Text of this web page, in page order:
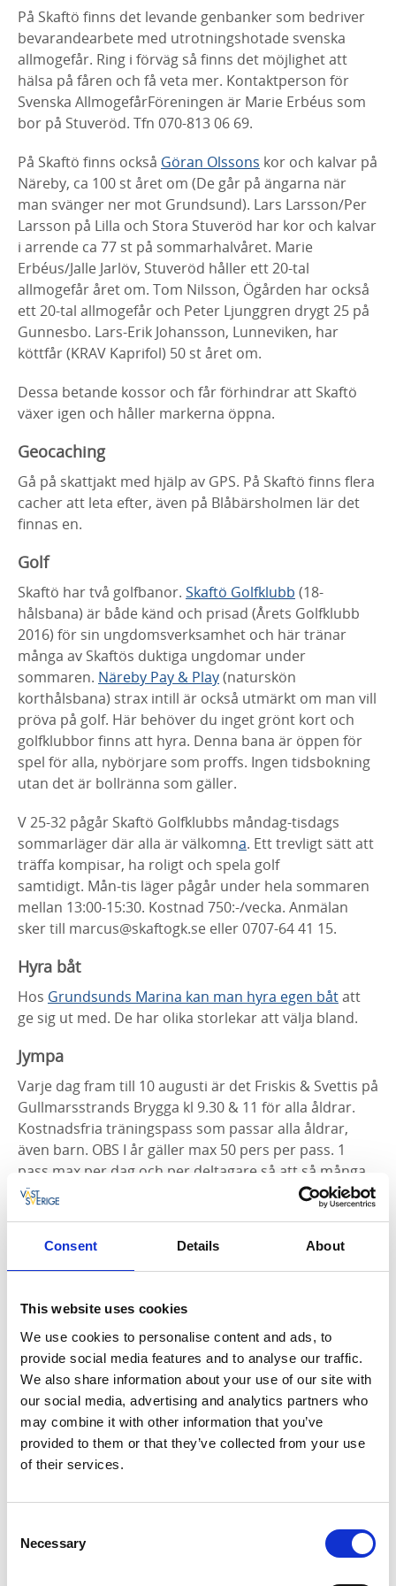
Consent Details About
This website uses cookies
We use cookies to personalise content and ads, to
provide social media features and to analyse our traffic.
We also share information about your use of our site with
our social media, advertising and analytics partners who
may combine it with other information that you’ve
provided to them or that they’ve collected from your use
of their services.
Selection
Necessary
På Skaftö finns det levande genbanker som bedriver
bevarandearbete med utrotningshotade svenska
allmogefår. Ring i förväg så finns det möjlighet att
hälsa på fåren och få veta mer. Kontaktperson för
Svenska AllmogefårFöreningen är Marie Erbéus som
bor på Stuveröd. Tfn 070-813 06 69.
På Skaftö finns också Göran Olssons kor och kalvar på
Näreby, ca 100 st året om (De går på ängarna när
man svänger ner mot Grundsund). Lars Larsson/Per
Larsson på Lilla och Stora Stuveröd har kor och kalvar
i arrende ca 77 st på sommarhalvåret. Marie
Erbéus/Jalle Jarlöv, Stuveröd håller ett 20-tal
allmogefår året om. Tom Nilsson, Ögården har också
ett 20-tal allmogefår och Peter Ljunggren drygt 25 på
Gunnesbo. Lars-Erik Johansson, Lunneviken, har
köttfår (KRAV Kaprifol) 50 st året om.
Dessa betande kossor och får förhindrar att Skaftö
växer igen och håller markerna öppna.
Geocaching
Gå på skattjakt med hjälp av GPS. På Skaftö finns flera
cacher att leta efter, även på Blåbärsholmen lär det
finnas en.
Golf
Skaftö har två golfbanor. Skaftö Golfklubb (18-
hålsbana) är både känd och prisad (Årets Golfklubb
2016) för sin ungdomsverksamhet och här tränar
många av Skaftös duktiga ungdomar under
sommaren. Näreby Pay & Play(naturskön
korthålsbana) strax intill är också utmärkt om man vill
pröva på golf. Här behöver du inget grönt kort och
golfklubbor finns att hyra. Denna bana är öppen för
spel för alla, nybörjare som proffs. Ingen tidsbokning
utan det är bollränna som gäller.
V 25-32 pågår Skaftö Golfklubbs måndag-tisdags
sommarläger där alla är välkomna. Ett trevligt sätt att
träffa kompisar, ha roligt och spela golf
samtidigt. Mån-tis läger pågår under hela sommaren
mellan 13:00-15:30. Kostnad 750:-/vecka. Anmälan
sker till marcus@skaftogk.se eller 0707-64 41 15.
Hyra båt
Hos Grundsunds Marina kan man hyra egen båtatt
ge sig ut med. De har olika storlekar att välja bland.
Jympa
Varje dag fram till 10 augusti är det Friskis & Svettis på
Gullmarsstrands Brygga kl 9.30 & 11 för alla åldrar.
Kostnadsfria träningspass som passar alla åldrar,
även barn. OBS I år gäller max 50 pers per pass. 1
pass max per dag och per deltagare så att så många
som möjligt får plats att träna.
via Gullmarsstrand/Outdoor West.
Krabbfiske
En klassiker. Barnens (och vuxnas) favorit. Tag en
klädnypa och knyt fast ett snöre, fäst en blåmussla
och sänk ner den på en stenig strand med tång och
vänta. Eller varför inte Krabbrace - välj ut den
"snabbaste" krabban och ha ett race med dina
tillbaks till havet. Krabbfiskeutrutning gör man enkelt
matvarubutiker i Fiskebäckskil och Grundsund.